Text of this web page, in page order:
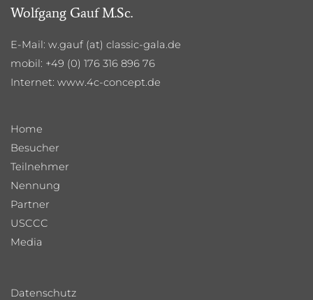
Wolfgang Gauf M.Sc.
E-Mail: w.gauf (at) classic-gala.de
mobil: +49 (0) 176 316 896 76
Internet: www.4c-concept.de
Home
Besucher
Teilnehmer
Nennung
Partner
USCCC
Media
Datenschutz